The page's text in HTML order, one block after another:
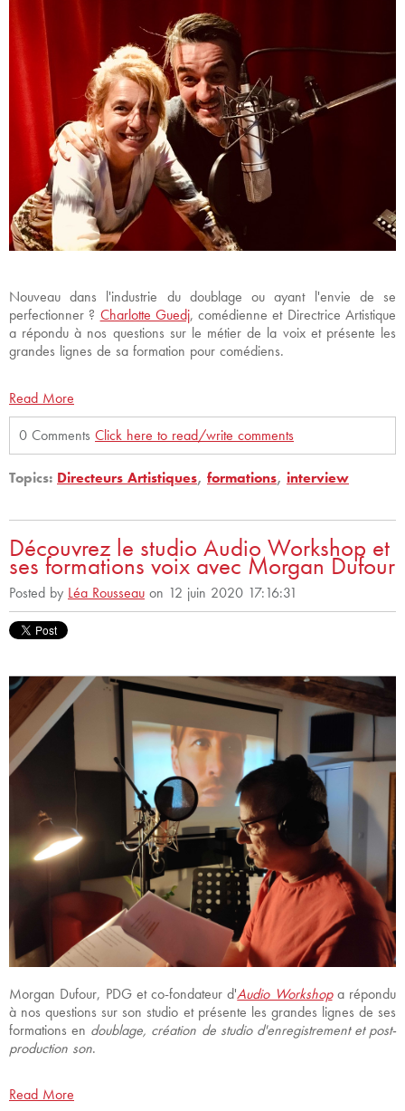
Nouveau dans l'industrie du doublage ou ayant l'envie de se
perfectionner ? Charlotte Guedj, comédienne et Directrice Artistique
a répondu à nos questions sur le métier de la voix et présente les
grandes lignes de sa formation pour comédiens.
Read More
0 Comments Click here to read/write comments
Topics: Directeurs Artistiques, formations, interview
Découvrez le studio Audio Workshop et
ses formations voix avec Morgan Dufour
Posted by Léa Rousseau on 12 juin 2020 17:16:31
Morgan Dufour, PDG et co-fondateur d'Audio Workshopa répondu
à nos questions sur son studio et présente les grandes lignes de ses
formations en doublage, création de studio d'enregistrement et post-
production son.
Read More